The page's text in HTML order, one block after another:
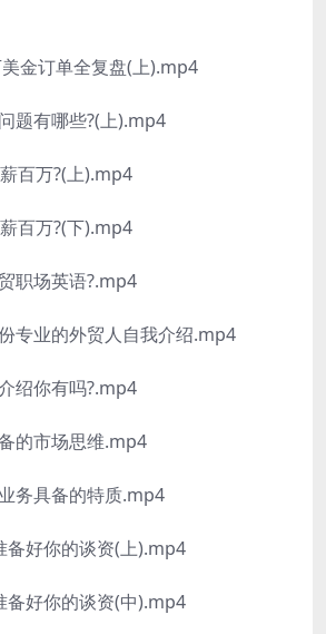
金订单全复盘(上).mp4
题有哪些?(上).mp4
百万?(上).mp4
百万?(下).mp4
职场英语?.mp4
专业的外贸人自我介绍.mp4
绍你有吗?.mp4
的市场思维.mp4
务具备的特质.mp4
备好你的谈资(上).mp4
备好你的谈资(中).mp4